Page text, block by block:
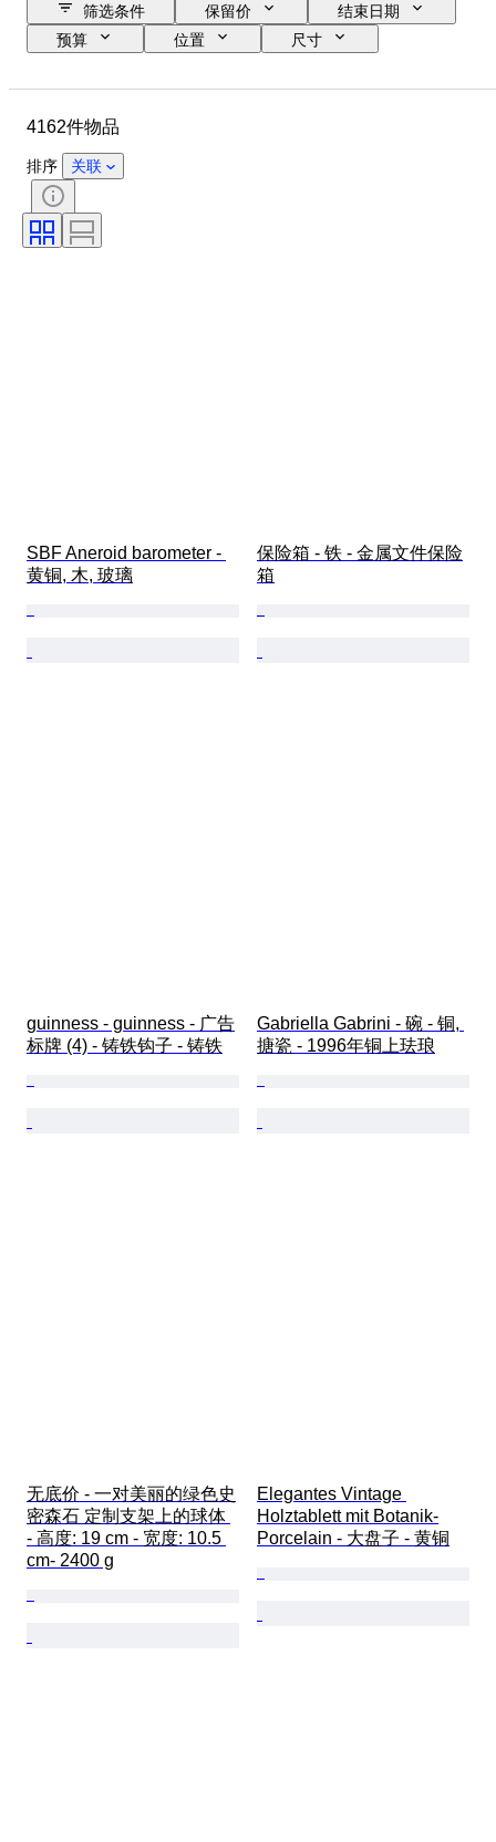
筛选条件 保留价
结束日期
预算
位置
尺寸
状态
款式
颜色
原创作品／复制品
生长风格
4162件物品
排序 关联
SBF Aneroid barometer -
黄铜, 木, 玻璃
保险箱 - 铁 - 金属文件保险
箱
guinness - guinness - 广告
标牌 (4) - 铸铁钩子 - 铸铁
Gabriella Gabrini - 碗 - 铜,
搪瓷 - 1996年铜上珐琅
无底价 - 一对美丽的绿色史
密森石 定制支架上的球体
- 高度: 19 cm - 宽度: 10.5
cm- 2400 g
Elegantes Vintage
Holztablett mit Botanik-
Porcelain - 大盘子 - 黄铜